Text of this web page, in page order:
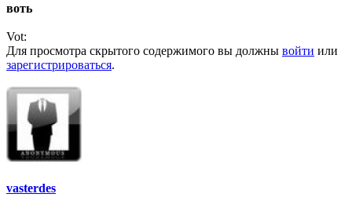
воть
Vot:
Для просмотра скрытого содержимого вы должны войти или
зарегистрироваться.
vasterdes